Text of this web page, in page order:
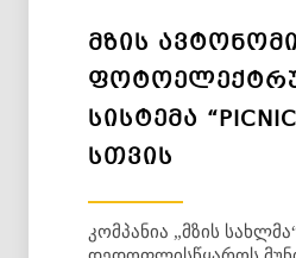
ᲛᲖᲘᲡ
ᲡᲘᲡᲢᲔᲛᲐ
ᲡᲗᲕᲘᲡ
კომპანია „მზის